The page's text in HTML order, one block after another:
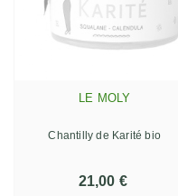
LE MOLY
Chantilly de Karité bio
21,00 €